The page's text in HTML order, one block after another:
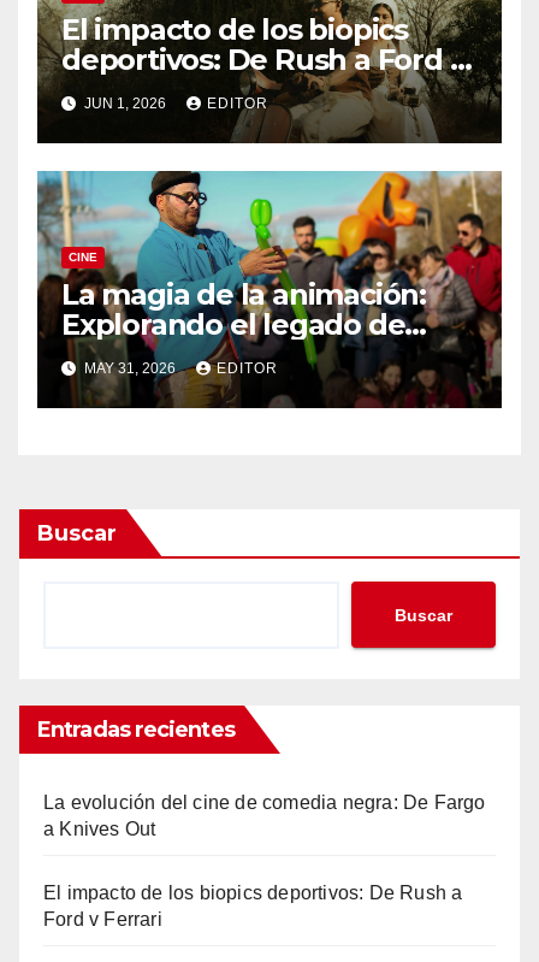
El impacto de los biopics
deportivos: De Rush a Ford v
Ferrari
JUN 1, 2026 EDITOR
CINE
La magia de la animación:
Explorando el legado de
DreamWorks
MAY 31, 2026 EDITOR
Buscar
Buscar
Entradas recientes
La evolución del cine de comedia negra: De Fargo
a Knives Out
El impacto de los biopics deportivos: De Rush a
Ford v Ferrari